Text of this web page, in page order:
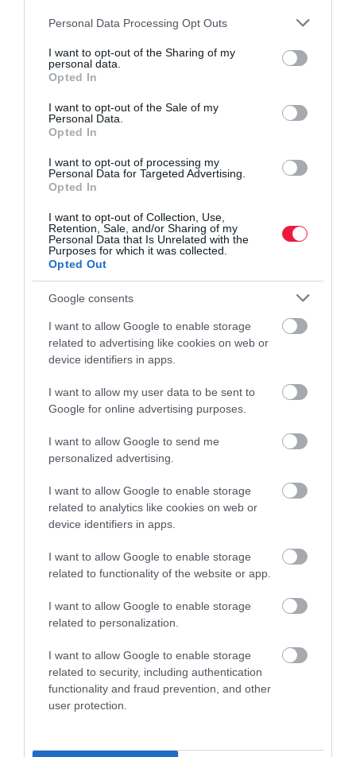
Please note that this website/app uses one or more Google
not limited to your visit or usage behaviour. You may click to
grant or deny consent to Google and its third-party tags to
use your data for below specified purposes in below Google
consent section.
Personal Data Processing Opt Outs
I want to opt-out of the Sharing of my
personal data.
Opted In
I want to opt-out of the Sale of my
Personal Data.
Opted In
I want to opt-out of processing my
Personal Data for Targeted Advertising.
Opted In
I want to opt-out of Collection, Use,
Retention, Sale, and/or Sharing of my
Personal Data that Is Unrelated with the
Purposes for which it was collected.
Opted Out
Google consents
I want to allow Google to enable storage
related to advertising like cookies on web or
device identifiers in apps.
I want to allow my user data to be sent to
Google for online advertising purposes.
I want to allow Google to send me
personalized advertising.
I want to allow Google to enable storage
related to analytics like cookies on web or
device identifiers in apps.
I want to allow Google to enable storage
related to functionality of the website or app.
I want to allow Google to enable storage
related to personalization.
I want to allow Google to enable storage
related to security, including authentication
functionality and fraud prevention, and other
user protection.
új autó mercedes dizájn
INGATLAN
A reális áron kínált lakásokat átlagosan 44 nap alatt el lehet adni a
Duna House elemzése szerint. Az első két hét kulcs a hirdetés